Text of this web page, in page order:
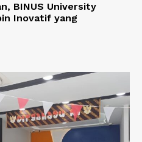
BINUS University
Inovatif yang